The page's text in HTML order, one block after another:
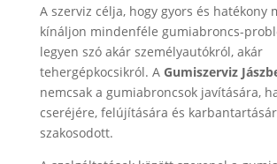
A szerviz célja, hogy gyors és hatékony
kínáljon mindenféle gumiabroncs-
legyen szó akár személyautókról, akár
tehergépkocsikról. A Gumiszerviz
nemcsak a gumiabroncsok javítására,
cseréjére, felújítására és
szakosodott.